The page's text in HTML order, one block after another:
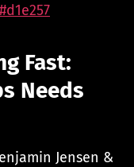
Fast:
Needs
Jensen &